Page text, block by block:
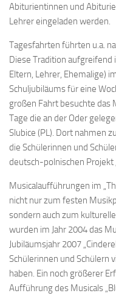
Abiturientinnen und
Lehrer eingeladen werden.
Tagesfahrten führten u.a.
Diese Tradition aufgreifend
Eltern, Lehrer, Ehemalige)
Schuljubiläums für eine
großen Fahrt besuchte das
Tage die an der Oder
Slubice (PL). Dort nahmen
die Schülerinnen und
deutsch-polnischen Projekt
Musicalaufführungen im
nicht nur zum festen
sondern auch zum
wurden im Jahr 2004 das
Jubiläumsjahr 2007
Schülerinnen und Schülern
haben. Ein noch größerer
Aufführung des Musicals